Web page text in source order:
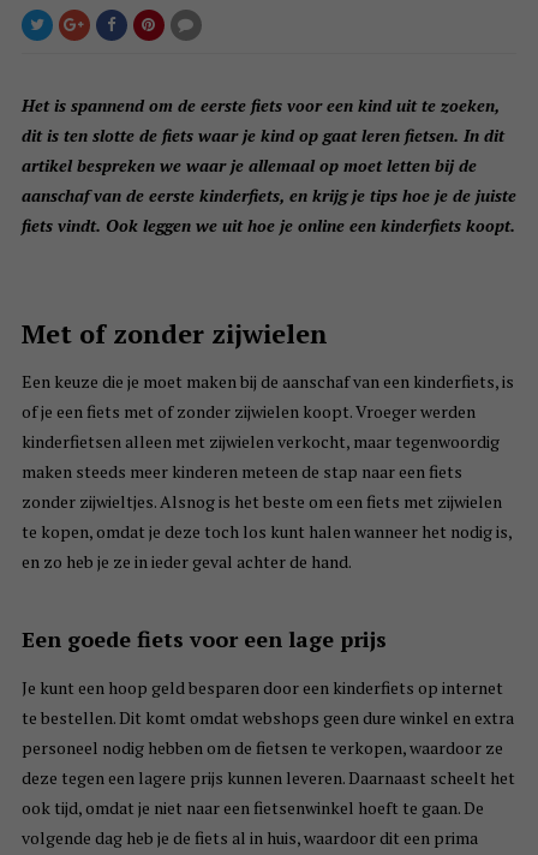
Het is spannend om de eerste fiets voor een kind uit te zoeken,
dit is ten slotte de fiets waar je kind op gaat leren fietsen. In dit
artikel bespreken we waar je allemaal op moet letten bij de
aanschaf van de eerste kinderfiets, en krijg je tips hoe je de juiste
fiets vindt. Ook leggen we uit hoe je online een kinderfiets koopt.
Met of zonder zijwielen
Een keuze die je moet maken bij de aanschaf van een kinderfiets, is
of je een fiets met of zonder zijwielen koopt. Vroeger werden
kinderfietsen alleen met zijwielen verkocht, maar tegenwoordig
maken steeds meer kinderen meteen de stap naar een fiets
zonder zijwieltjes. Alsnog is het beste om een fiets met zijwielen
te kopen, omdat je deze toch los kunt halen wanneer het nodig is,
en zo heb je ze in ieder geval achter de hand.
Een goede fiets voor een lage prijs
Je kunt een hoop geld besparen door een kinderfiets op internet
te bestellen. Dit komt omdat webshops geen dure winkel en extra
personeel nodig hebben om de fietsen te verkopen, waardoor ze
deze tegen een lagere prijs kunnen leveren. Daarnaast scheelt het
ook tijd, omdat je niet naar een fietsenwinkel hoeft te gaan. De
volgende dag heb je de fiets al in huis, waardoor dit een prima